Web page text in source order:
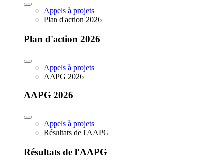
Appels à projets
Plan d'action 2026
Plan d'action 2026
Appels à projets
AAPG 2026
AAPG 2026
Appels à projets
Résultats de l'AAPG
Résultats de l'AAPG